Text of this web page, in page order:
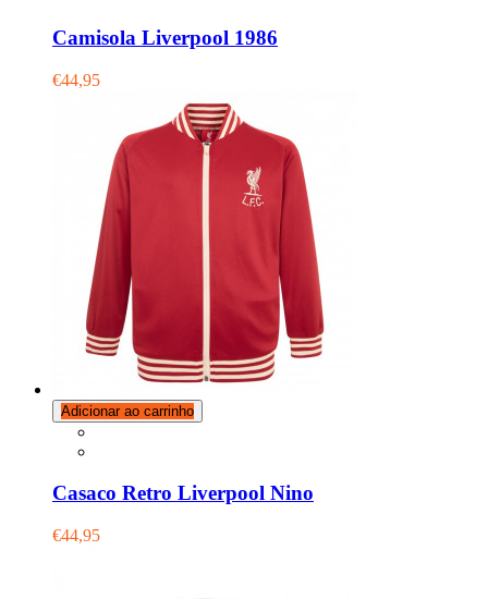
Camisola Liverpool 1986
€44,95
Adicionar ao carrinho
Casaco Retro Liverpool Nino
€44,95